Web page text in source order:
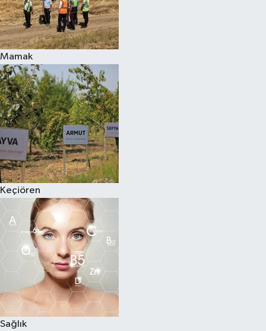
Mamak
Keçiören
Sağlık